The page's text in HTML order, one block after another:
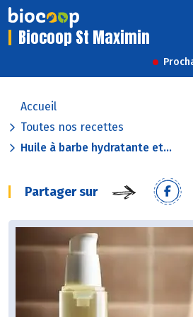
Biocoop St Maximin
Accueil
Toutes nos recettes
Huile à barbe hydratante et...
Partager sur